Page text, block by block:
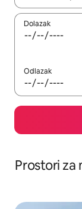
Dolazak
Odlazak
Prostori za